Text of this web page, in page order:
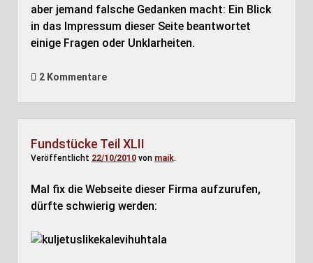
aber jemand falsche Gedanken macht: Ein Blick
in das Impressum dieser Seite beantwortet
einige Fragen oder Unklarheiten.
2 Kommentare
Fundstücke Teil XLII
Veröffentlicht 22/10/2010von maik.
Mal fix die Webseite dieser Firma aufzurufen,
dürfte schwierig werden: